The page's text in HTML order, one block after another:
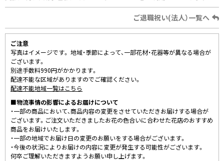
ご退職祝い(法人）一覧へ
ご注意
写真はイメージです。 地域・季節によって、一部花材・花器等が異なる場合が
ございます。
別途手数料990円がかかります。
配達不能な区域がありますのでご確認ください。
配達不能地域一覧はこちら
■物流事情の影響によるお届けについて
・一部の商品において、商品内容の変更をさせていただきお届けする場合が
ございます。ご注文いただきましたお花の色合いに合わせた花店のおすすめ
商品をお届けいたします。
・一部の地域でお届け日の変更のお願いをする場合がございます。
・今後の状況によりお届けの内容に変更が発生する可能性がございます。
何卒ご理解いただきますようお願い申し上げます。